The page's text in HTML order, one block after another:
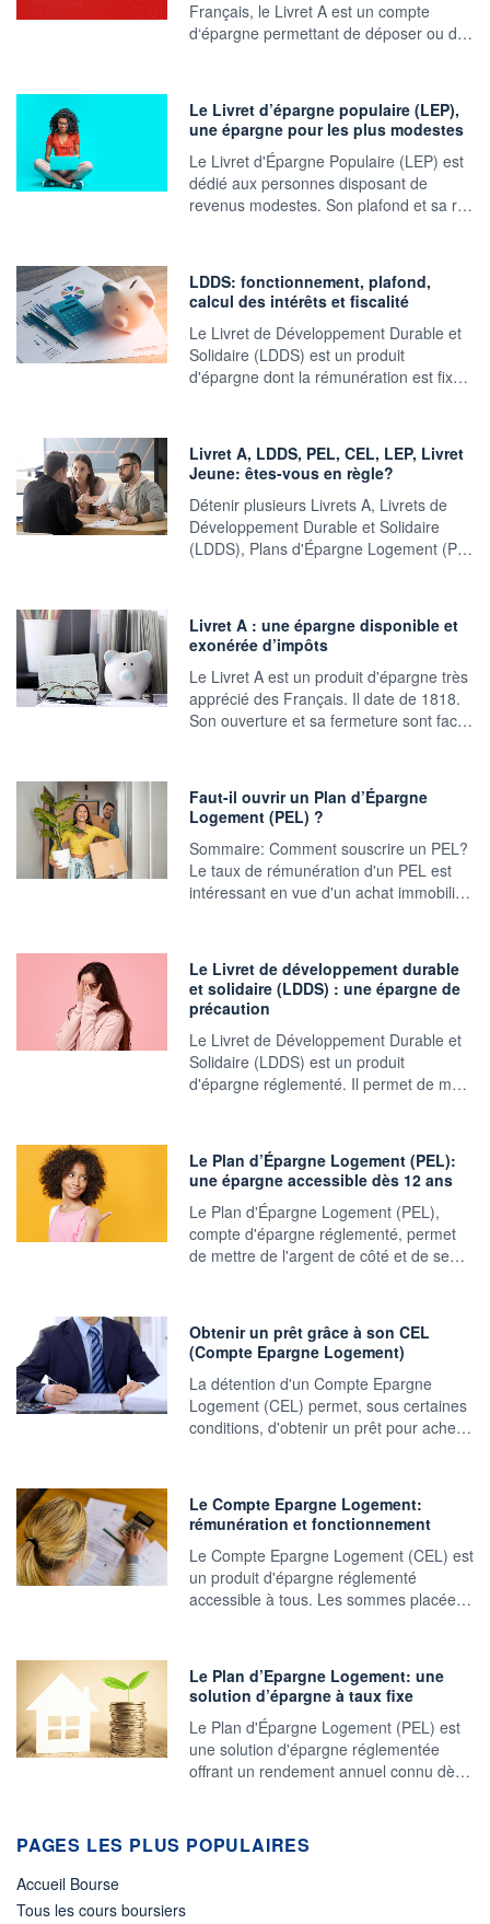
Français, le Livret A est un compte
d‘épargne permettant de déposer ou d…
Le Livret d’épargne populaire (LEP),
une épargne pour les plus modestes
Le Livret d'Épargne Populaire (LEP) est
dédié aux personnes disposant de
revenus modestes. Son plafond et sa r…
LDDS: fonctionnement, plafond,
calcul des intérêts et fiscalité
Le Livret de Développement Durable et
Solidaire (LDDS) est un produit
d'épargne dont la rémunération est fix…
Livret A, LDDS, PEL, CEL, LEP, Livret
Jeune: êtes-vous en règle?
Détenir plusieurs Livrets A, Livrets de
Développement Durable et Solidaire
(LDDS), Plans d'Épargne Logement (P…
Livret A : une épargne disponible et
exonérée d’impôts
Le Livret A est un produit d'épargne très
apprécié des Français. Il date de 1818.
Son ouverture et sa fermeture sont fac…
Faut-il ouvrir un Plan d’Épargne
Logement (PEL) ?
Sommaire: Comment souscrire un PEL?
Le taux de rémunération d'un PEL est
intéressant en vue d'un achat immobili…
Le Livret de développement durable
et solidaire (LDDS) : une épargne de
précaution
Le Livret de Développement Durable et
Solidaire (LDDS) est un produit
d'épargne réglementé. Il permet de m…
Le Plan d’Épargne Logement (PEL):
une épargne accessible dès 12 ans
Le Plan d'Épargne Logement (PEL),
compte d'épargne réglementé, permet
de mettre de l'argent de côté et de se…
Obtenir un prêt grâce à son CEL
(Compte Epargne Logement)
La détention d'un Compte Epargne
Logement (CEL) permet, sous certaines
conditions, d'obtenir un prêt pour ache…
Le Compte Epargne Logement:
rémunération et fonctionnement
Le Compte Epargne Logement (CEL) est
un produit d'épargne réglementé
accessible à tous. Les sommes placée…
Le Plan d’Epargne Logement: une
solution d’épargne à taux fixe
Le Plan d'Épargne Logement (PEL) est
une solution d'épargne réglementée
offrant un rendement annuel connu dè…
PAGES LES PLUS POPULAIRES
Accueil Bourse
Tous les cours boursiers